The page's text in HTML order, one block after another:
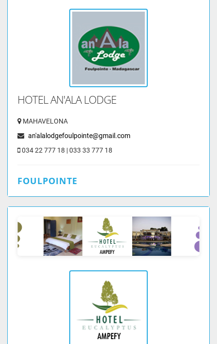
HOTEL AN'ALA LODGE
MAHAVELONA
an'alalodgefoulpointe@gmail.com
034 22 777 18 | 033 33 777 18
FOULPOINTE